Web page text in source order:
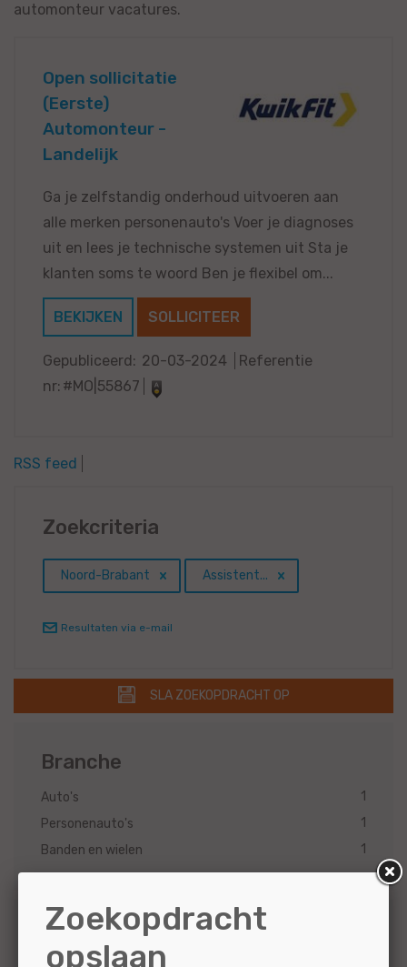
automonteur vacatures.
Open sollicitatie
(Eerste)
Automonteur -
Landelijk
Ga je zelfstandig onderhoud uitvoeren aan
alle merken personenauto's Voer je diagnoses
uit en lees je technische systemen uit Sta je
klanten soms te woord Ben je flexibel om...
BEKIJKEN SOLLICITEER
Gepubliceerd: 20-03-2024
Referentie
nr: #MO|55867
RSS feed
Zoekcriteria
Noord-Brabant Assistent...
Resultaten via e-mail
SLA ZOEKOPDRACHT OP
Branche
Auto's
1
Personenauto's
1
Banden en wielen
1
Zoekopdracht
opslaan